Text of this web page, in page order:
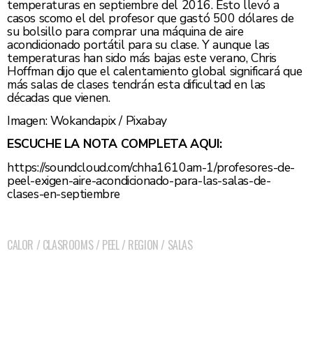
temperaturas en septiembre del 2016. Esto llevó a
casos scomo el del profesor que gastó 500 dólares de
su bolsillo para comprar una máquina de aire
acondicionado portátil para su clase. Y aunque las
temperaturas han sido más bajas este verano, Chris
Hoffman dijo que el calentamiento global significará que
más salas de clases tendrán esta dificultad en las
décadas que vienen.
Imagen: Wokandapix / Pixabay
ESCUCHE LA NOTA COMPLETA AQUI:
https://soundcloud.com/chha1610am-1/profesores-de-
peel-exigen-aire-acondicionado-para-las-salas-de-
clases-en-septiembre
CALOR / CLASROOMS/ PEEL/ REGION/ SALAS